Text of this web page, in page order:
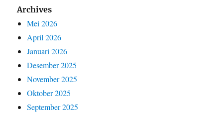
Archives
Mei 2026
April 2026
Januari 2026
Desember 2025
November 2025
Oktober 2025
September 2025